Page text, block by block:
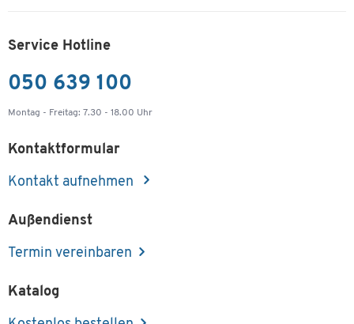
Service Hotline
050 639 100
Montag - Freitag: 7.30 - 18.00 Uhr
Kontaktformular
Kontakt aufnehmen
Außendienst
Termin vereinbaren
Katalog